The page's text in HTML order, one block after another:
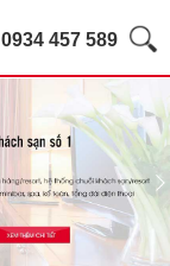
0934 457 589